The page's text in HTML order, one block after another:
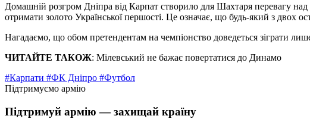
Домашній розгром Дніпра від Карпат створило для Шахтаря перевагу
отримати золото Української першості. Це означає, що будь-який з двох
Нагадаємо, що обом претендентам на чемпіонство доведеться зіграти
ЧИТАЙТЕ ТАКОЖ: Мілевський не бажає повертатися до Динамо
#Карпати #ФК Дніпро #Футбол
Підтримуємо армію
Підтримуй армію — захищай країну